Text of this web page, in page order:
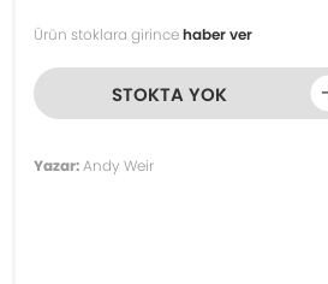
Ürün stoklara girincehaber ver
STOKTA YOK
Yazar:Andy Weir